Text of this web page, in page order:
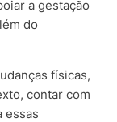
a gestação
do
físicas,
contar com
essas